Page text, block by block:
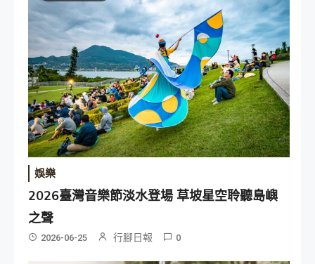
娛樂
2026臺灣音樂節淡水登場 草坡星空聆聽島嶼
之聲
2026-06-25 行腳日報 0